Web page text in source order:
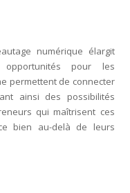
numérique élargit
opportunités pour les
permettent de connecter
ainsi des possibilités
qui maîtrisent ces
bien au-delà de leurs